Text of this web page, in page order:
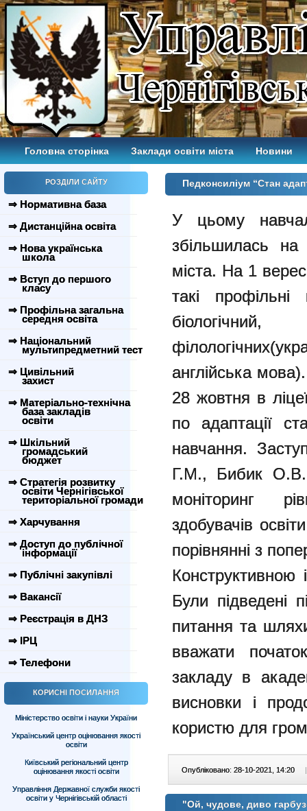
Головна сторінка Заклади освіти міста Новини
РОЗДІЛИ САЙТУ
⇒ Нормативна база
⇒ Дистанційна освіта
⇒ Нова українська
школа
⇒ Вступ до першого
класу
⇒ Профільна загальна
середня освіта
⇒ Національний
мультипредметний тест
⇒ Цивільний
захист
⇒ Матеріально-технічна
база закладів
освіти
⇒ Шкільний
громадський
бюджет
⇒ Стратегія розвитку
освіти Чернігівської
територіальної громади
⇒ Харчування
⇒ Доступ до публічної
інформації
⇒ Публічні закупівлі
⇒ Вакансії
⇒ Реєстрація в ДНЗ
⇒ ІРЦ
⇒ Телефони
КОРИСНІ ПОСИЛАННЯ
Міністерство освіти і науки України
Український центр оцінювання якості
освіти
Київський регіональний центр
оцінювання якості освіти
Управління Державної служби якості
освіти у Чернігівській області
Педконсиліум “Стан
У цьому
збільшилась
міста. На 1
такі профільні
англійська мова).
28 жовтня в
по адаптації
навчання.
Г.М., Бибик О.В.,
моніторинг
здобувачів
порівнянні з
Конструктивною
Були підведені
питання та
вважати
закладу в
висновки і
користю для
Опубліковано: 28-10-2021, 14:20 |
"Ой, чудове, диво